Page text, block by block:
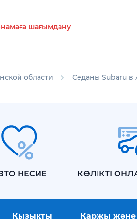
шағымдану
области Седаны Subaru в
НЕСИЕ КӨЛІКТІ
Қызықты Қаржы және